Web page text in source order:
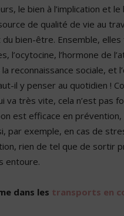
le bien à l’implication et
de qualité de vie au
bien-être. Ensemble, elles
l’ocytocine, l’hormone de
reconnaissance sociale, et
il y penser au quotidien !
va très vite, cela n’est pas
est efficace en
par exemple, en cas de
rien de tel que de sortir
entoure.
dans les transports en